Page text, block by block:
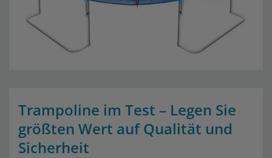
Trampoline im Test – Legen Sie
größten Wert auf Qualität und
Sicherheit